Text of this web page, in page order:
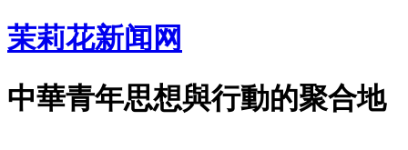
茉莉花新闻网
中華青年思想與行動的聚合地